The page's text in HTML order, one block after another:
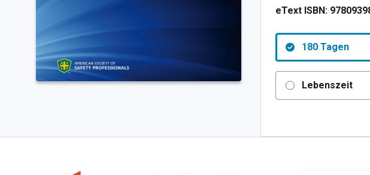
eText ISBN:
180 Tagen
Lebenszeit